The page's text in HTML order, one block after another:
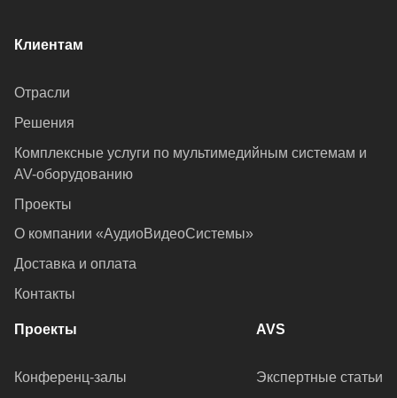
Клиентам
Отрасли
Решения
Комплексные услуги по мультимедийным системам и
AV-оборудованию
Проекты
О компании «АудиоВидеоСистемы»
Доставка и оплата
Контакты
Проекты
Конференц-залы
AVS
Экспертные статьи